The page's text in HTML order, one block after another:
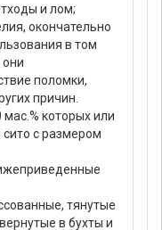
и лом;
окончательно
в том
они
поломки,
причин.
которых или
сито с размером
тянутые
в бухты и